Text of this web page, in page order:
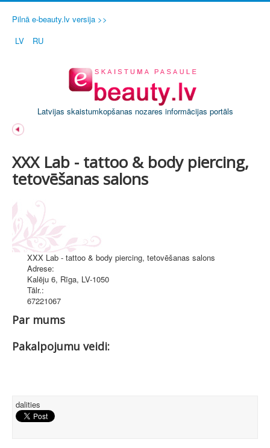
Pilnā e-beauty.lv versija >>
LV
RU
Latvijas skaistumkopšanas nozares informācijas portāls
XXX Lab - tattoo & body piercing,
tetovēšanas salons
XXX Lab - tattoo & body piercing, tetovēšanas salons
Adrese:
Kalēju 6, Rīga, LV-1050
Tālr.:
67221067
Par mums
Pakalpojumu veidi:
dalities